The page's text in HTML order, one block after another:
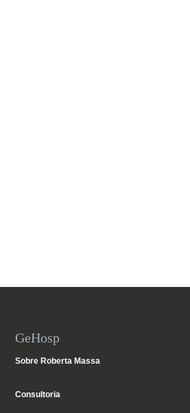
GeHosp
Sobre Roberta Massa
Consultoria